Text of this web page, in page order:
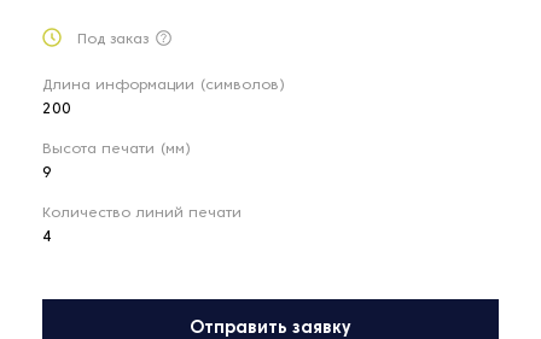
Под заказ
Длина информации (символов)
200
Высота печати (мм)
9
Количество линий печати
4
Отправить заявку